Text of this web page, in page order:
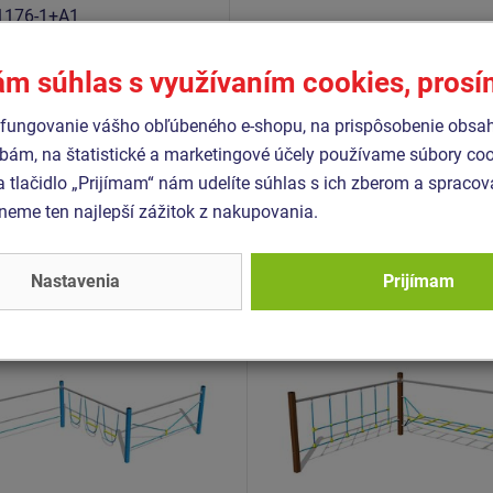
1+A1
Podobnýtovar
dráha - celokovová (v.p.
Opičia dráha - celokovová
súhlas s využívaním cookies,
vášho obľúbeného e-shopu, na prispôsobenie
na štatistické a marketingové účely používame súbory
tlačidlo „Prijímam“ nám udelíte súhlas s ich zberom a
ten najlepší zážitok z nakupovania.
Nastavenia Prijímam